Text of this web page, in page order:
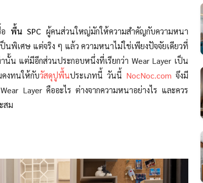
พื้น SPC ผู้คนส่วนใหญ่มักให้ความสำคัญกับความหนา
นพิเศษ แต่จริง ๆ แล้ว ความหนาไม่ใช่เพียงปัจจัยเดียวที่
นั้น แต่มีอีกส่วนประกอบหนึ่งที่เรียกว่า Wear Layer เป็น
งทนให้กับวัสดุปูพื้นประเภทนี้ วันนี้ NocNoc.com จึงมี
Layer คืออะไร ต่างจากความหนาอย่างไร และควร
สม